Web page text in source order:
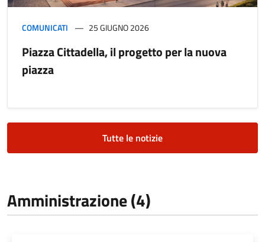
COMUNICATI 25 GIUGNO 2026
Piazza Cittadella, il progetto per la nuova
piazza
Tutte le notizie
Amministrazione (4)